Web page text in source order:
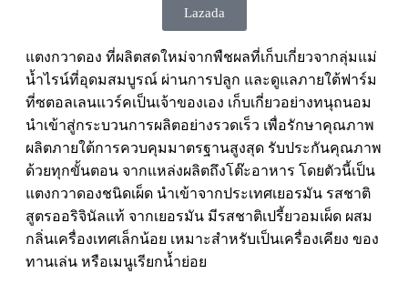
Lazada
แตงกวาดอง ที่ผลิตสดใหม่จากพืชผลที่เก็บเกี่ยวจากลุ่มแม่
น้ำไรน์ที่อุดมสมบูรณ์ ผ่านการปลูก และดูแลภายใต้ฟาร์ม
ที่ซตอลเลนแวร์คเป็นเจ้าของเอง เก็บเกี่ยวอย่างทนุถนอม
นำเข้าสู่กระบวนการผลิตอย่างรวดเร็ว เพื่อรักษาคุณภาพ
ผลิตภายใต้การควบคุมมาตรฐานสูงสุด รับประกันคุณภาพ
ด้วยทุกขั้นตอน จากแหล่งผลิตถึงโต๊ะอาหาร โดยตัวนี้เป็น
แตงกวาดองชนิดเผ็ด นำเข้าจากประเทศเยอรมัน รสชาติ
สูตรออริจินัลแท้ จากเยอรมัน มีรสชาติเปรี้ยวอมเผ็ด ผสม
กลิ่นเครื่องเทศเล็กน้อย เหมาะสำหรับเป็นเครื่องเคียง ของ
ทานเล่น หรือเมนูเรียกน้ำย่อย